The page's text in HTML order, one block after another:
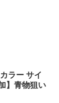
ラー サイ
】青物狙い